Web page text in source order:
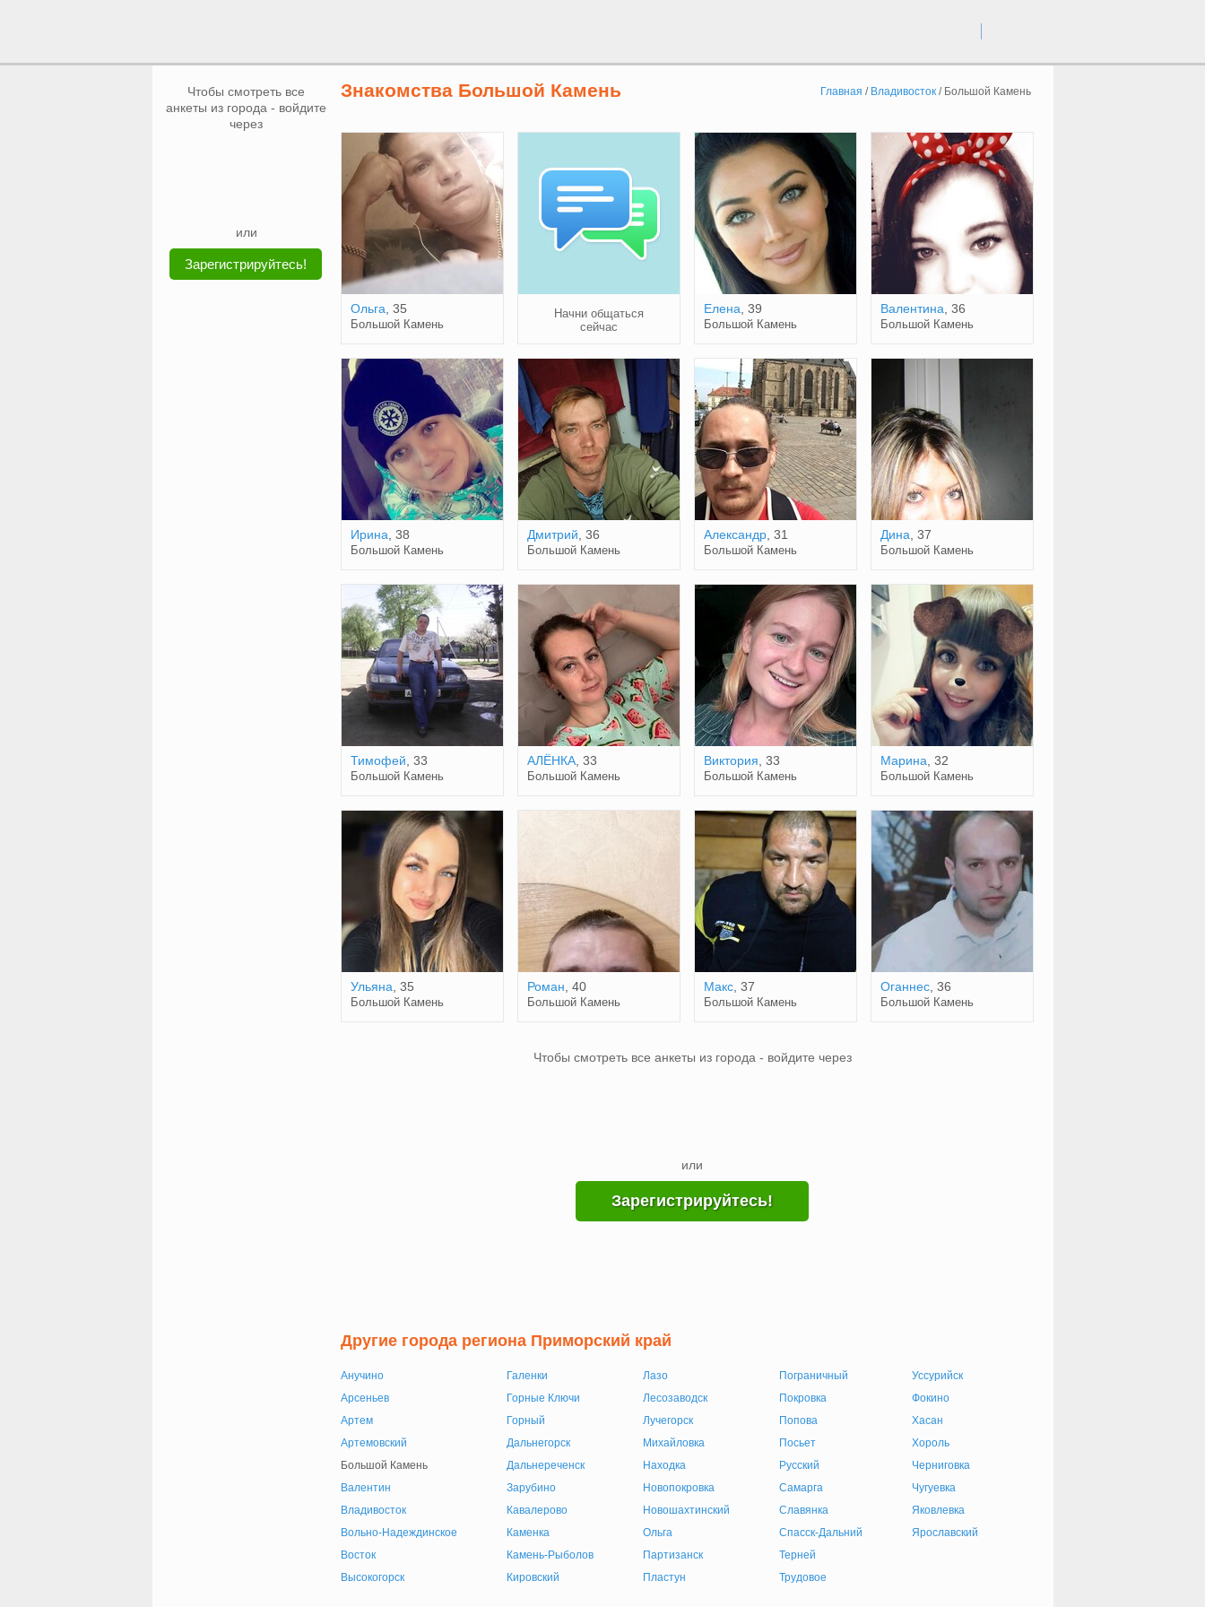
Чтобы смотреть все
анкеты из города - войдите
через
или
Зарегистрируйтесь!
Знакомства Большой Камень Главная / Владивосток/ Большой Камень
Ольга , 35
Большой Камень
Начни общаться
сейчас
Елена , 39
Большой Камень
Валентина , 36
Большой Камень
Ирина , 38
Большой Камень
Дмитрий , 36
Большой Камень
Александр, 31
Большой Камень
Дина , 37
Большой Камень
Тимофей , 33
Большой Камень
АЛЁНКА, 33
Большой Камень
Виктория , 33
Большой Камень
Марина , 32
Большой Камень
Ульяна , 35
Большой Камень
Роман , 40
Большой Камень
Макс, 37
Большой Камень
Оганнес, 36
Большой Камень
Чтобы смотреть все анкеты из города - войдите через
или
Зарегистрируйтесь!
Другие города региона Приморский край
Анучино
Арсеньев
Артем
Артемовский
Большой Камень
Валентин
Владивосток
Вольно-Надеждинское
Восток
Высокогорск
Галенки
Горные Ключи
Горный
Дальнегорск
Дальнереченск
Зарубино
Кавалерово
Каменка
Камень-Рыболов
Кировский
Лазо
Лесозаводск
Лучегорск
Михайловка
Находка
Новопокровка
Новошахтинский
Ольга
Партизанск
Пластун
Пограничный
Покровка
Попова
Посьет
Русский
Самарга
Славянка
Спасск-Дальний
Терней
Трудовое
Уссурийск
Фокино
Хасан
Хороль
Черниговка
Чугуевка
Яковлевка
Ярославский